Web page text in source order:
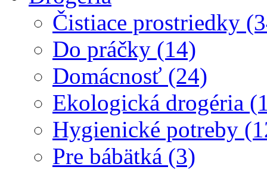
Čistiace prostriedky
Do práčky (14)
Domácnosť (24)
Ekologická drogéria
Hygienické potreby
Pre bábätká (3)